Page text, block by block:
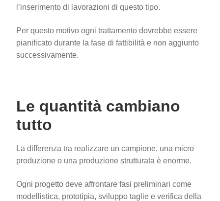
l’inserimento di lavorazioni di questo tipo.
Per questo motivo ogni trattamento dovrebbe essere
pianificato durante la fase di fattibilità e non aggiunto
successivamente.
Le quantità cambiano
tutto
La differenza tra realizzare un campione, una micro
produzione o una produzione strutturata è enorme.
Ogni progetto deve affrontare fasi preliminari come
modellistica, prototipia, sviluppo taglie e verifica della